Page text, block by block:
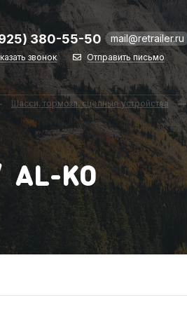
380-55-50 mail@retrailer.ru
звонок Отправить письмо
Шасси, тормоза, сцепные устройства —
AL-KO